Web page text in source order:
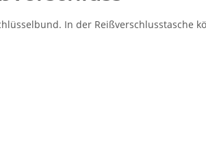
In der Reißverschlusstasche